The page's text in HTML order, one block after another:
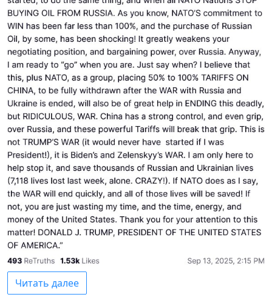
Читать далее